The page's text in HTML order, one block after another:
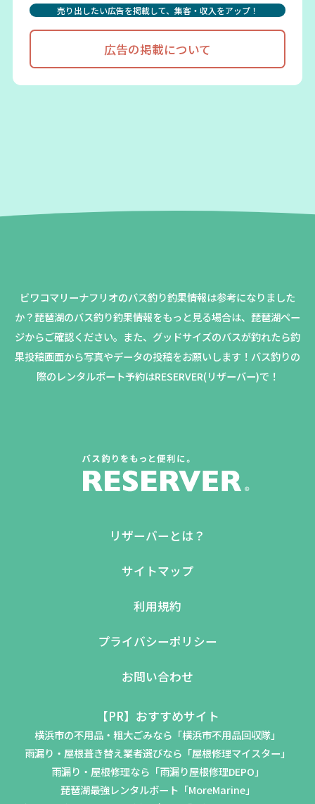
売り出したい広告を掲載して、集客・収入をアップ！
広告の掲載について
ビワコマリーナフリオのバス釣り釣果情報は参考になりました
か？琵琶湖のバス釣り釣果情報をもっと見る場合は、琵琶湖ペー
ジからご確認ください。 また、グッドサイズのバスが釣れたら釣
果投稿画面から写真やデータの投稿をお願いします！バス釣りの
際のレンタルボート予約はRESERVER(リザーバー)で！
リザーバーとは？
サイトマップ
利用規約
プライバシーポリシー
お問い合わせ
【PR】おすすめサイト
横浜市の不用品・粗大ごみなら「横浜市不用品回収隊」
雨漏り・屋根葺き替え業者選びなら「屋根修理マイスター」
雨漏り・屋根修理なら「雨漏り屋根修理DEPO」
琵琶湖最強レンタルボート「MoreMarine」